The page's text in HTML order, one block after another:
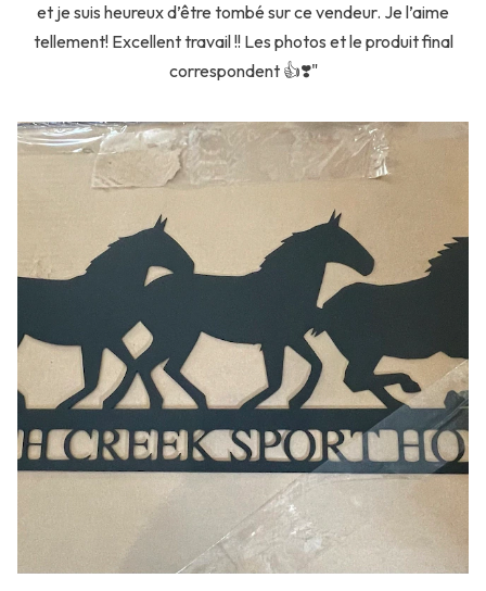
et je suis heureux d’être tombé sur ce vendeur. Je l’aime
tellement! Excellent travail !! Les photos et le produit final
correspondent 👍❣️"